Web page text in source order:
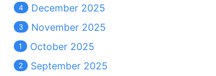
4 December 2025
3 November 2025
1 October 2025
2 September 2025